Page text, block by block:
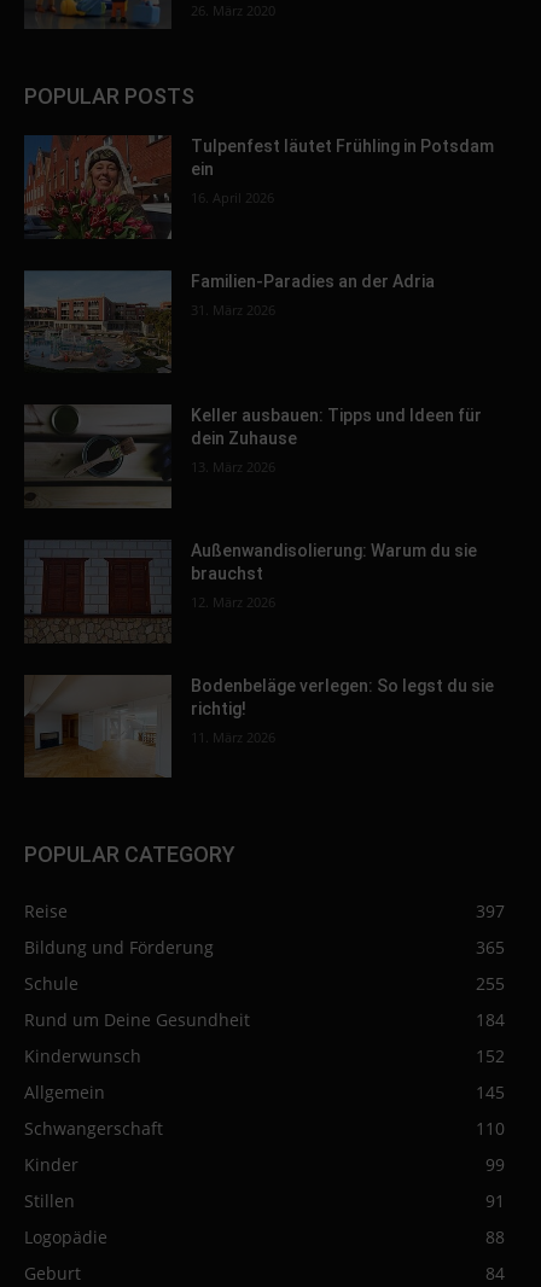
26. März 2020
POPULAR POSTS
Tulpenfest läutet Frühling in Potsdam
ein
16. April 2026
Familien-Paradies an der Adria
31. März 2026
Keller ausbauen: Tipps und Ideen für
dein Zuhause
13. März 2026
Außenwandisolierung: Warum du sie
brauchst
12. März 2026
Bodenbeläge verlegen: So legst du sie
richtig!
11. März 2026
POPULAR CATEGORY
Reise
397
Bildung und Förderung
365
Schule
255
Rund um Deine Gesundheit
184
Kinderwunsch
152
Allgemein
145
Schwangerschaft
110
Kinder
99
Stillen
91
Logopädie
88
Geburt
84